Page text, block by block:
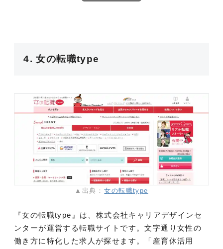
4. 女の転職type
▲出典： 女の転職type
『女の転職type』は、株式会社キャリアデザインセ
ンターが運営する転職サイトです。文字通り女性の
働き方に特化した求人が探せます。「産育休活用